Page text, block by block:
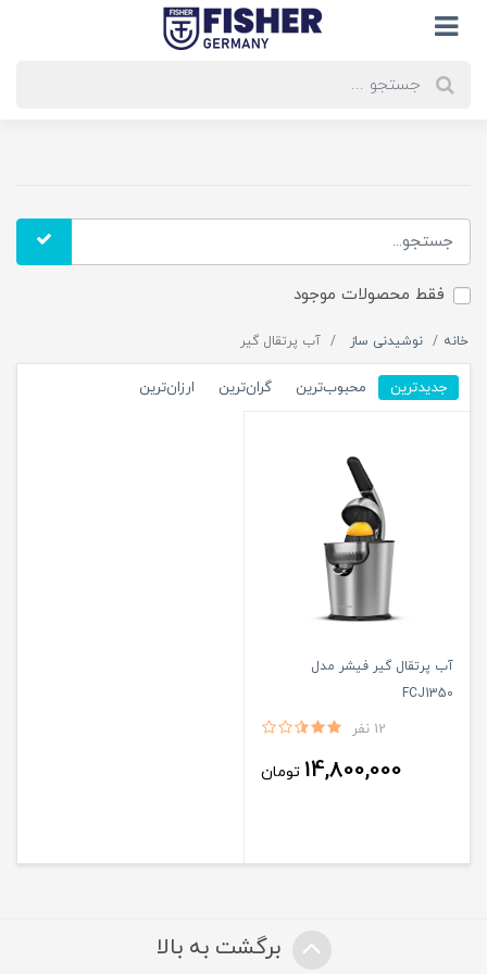
فقط محصولات موجود
خانه نوشیدنی ساز آب پرتقال گیر
جدیدترین محبوب‌ترین گران‌ترین ارزان‌ترین
آب پرتقال گیر فیشر مدل
FCJ1350
12 نفر
14,800,000 تومان
برگشت به بالا